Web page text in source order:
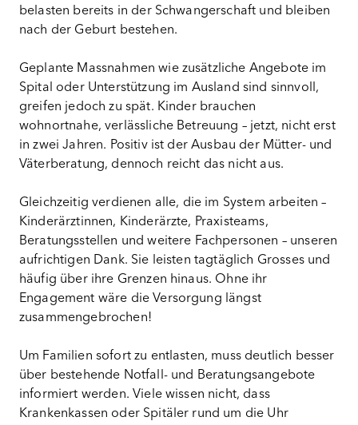
belasten bereits in der Schwangerschaft und bleiben
nach der Geburt bestehen.
Geplante Massnahmen wie zusätzliche Angebote im
Spital oder Unterstützung im Ausland sind sinnvoll,
greifen jedoch zu spät. Kinder brauchen
wohnortnahe, verlässliche Betreuung – jetzt, nicht erst
in zwei Jahren. Positiv ist der Ausbau der Mütter- und
Väterberatung, dennoch reicht das nicht aus.
Gleichzeitig verdienen alle, die im System arbeiten –
Kinderärztinnen, Kinderärzte, Praxisteams,
Beratungsstellen und weitere Fachpersonen – unseren
aufrichtigen Dank. Sie leisten tagtäglich Grosses und
häufig über ihre Grenzen hinaus. Ohne ihr
Engagement wäre die Versorgung längst
zusammengebrochen!
Um Familien sofort zu entlasten, muss deutlich besser
über bestehende Notfall- und Beratungsangebote
informiert werden. Viele wissen nicht, dass
Krankenkassen oder Spitäler rund um die Uhr